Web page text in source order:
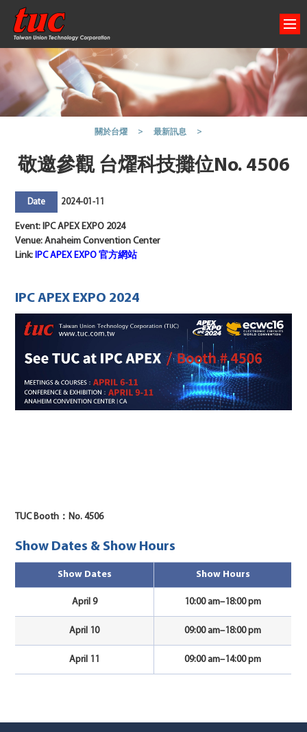
關於台燿 最新訊息
敬邀參觀 台燿科技攤位No. 4506
Date 2024-01-11
Event: IPC APEX EXPO 2024
Venue:Anaheim Convention Center
Link:IPC APEX EXPO 官方網站
IPC APEX EXPO 2024
TUC Booth：No. 4506
Show Dates & Show Hours
Show Dates Show Hours
April 9 10:00 am–18:00 pm
April 10 09:00 am–18:00 pm
April 11 09:00 am–14:00 pm